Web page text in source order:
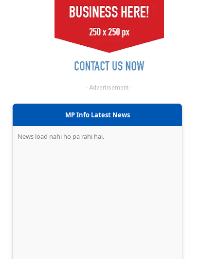
- Advertisement -
MP Info Latest News
News load nahi ho pa rahi hai.